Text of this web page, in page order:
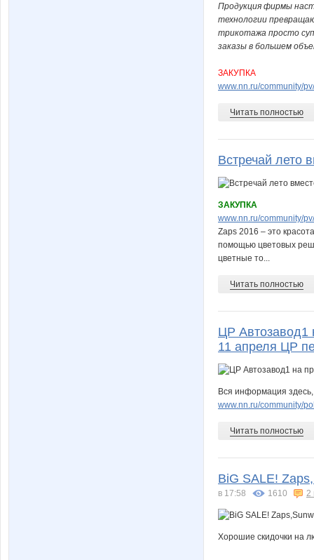
Продукция фирмы
технологии
трикотажа просто
заказы в большем
ЗАКУПКА
www.nn.ru/community/
Читать полностью
Встречай лето
ЗАКУПКА
www.nn.ru/community/
Zaps 2016 – это
помощью цветовых
цветные то...
Читать полностью
ЦР Автозавод1
11 апреля ЦР
Вся информация
www.nn.ru/community/
Читать полностью
BiG SALE!
в 17:58 1610 2
Хорошие скидочки на